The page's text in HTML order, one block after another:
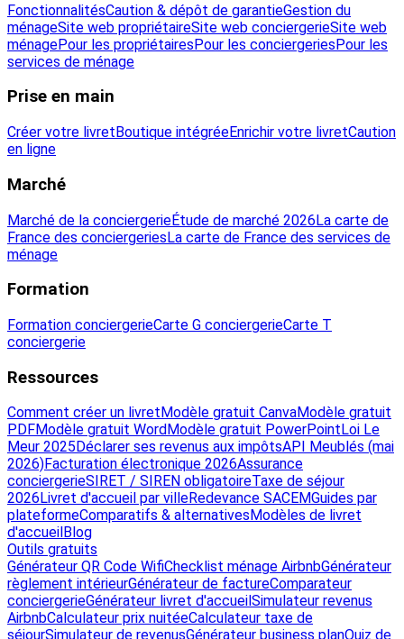
FonctionnalitésCaution & dépôt de garantieGestion du
ménageSite web propriétaireSite web conciergerieSite web
ménagePour les propriétairesPour les conciergeriesPour les
services de ménage
Prise en main
Créer votre livretBoutique intégréeEnrichir votre livretCaution
en ligne
Marché
Marché de la conciergerieÉtude de marché 2026La carte de
France des conciergeriesLa carte de France des services de
ménage
Formation
Formation conciergerieCarte G conciergerieCarte T
conciergerie
Ressources
Comment créer un livret Modèle gratuit CanvaModèle gratuit
PDFModèle gratuit Word Modèle gratuit PowerPoint Loi Le
Meur 2025 Déclarer ses revenus aux impôtsAPI Meublés (mai
2026)Facturation électronique 2026Assurance
conciergerieSIRET / SIREN obligatoireTaxe de séjour
2026 Livret d'accueil par villeRedevance SACEMGuides par
plateformeComparatifs & alternatives Modèles de livret
d'accueil Blog
Outils gratuits
Générateur QR Code WifiChecklist ménage AirbnbGénérateur
règlement intérieurGénérateur de factureComparateur
conciergerieGénérateur livret d'accueil Simulateur revenus
AirbnbCalculateur prix nuitéeCalculateur taxe de
séjourSimulateur de revenusGénérateur business planQuiz de